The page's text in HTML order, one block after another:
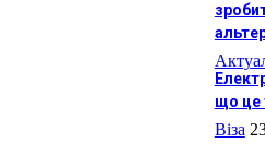
що це
Віза